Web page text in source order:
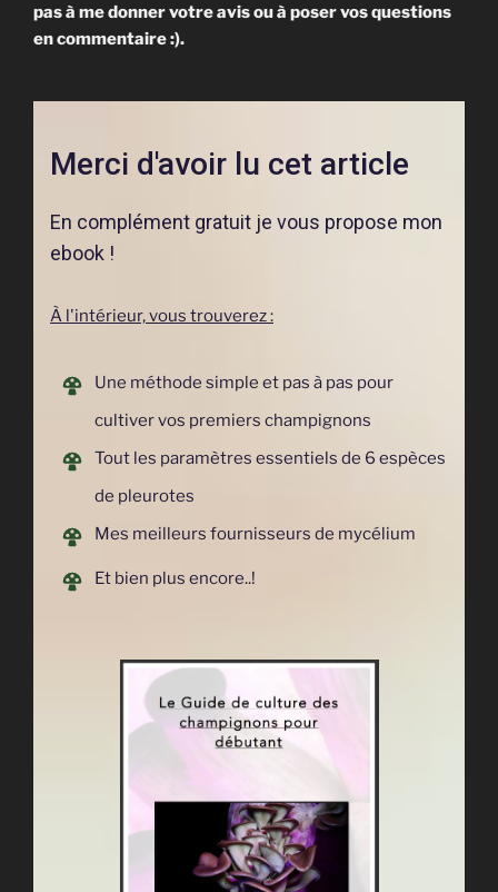
pas à me donner votre avis ou à poser vos questions
en commentaire :).
Merci d'avoir lu cet article
En complément gratuit je vous propose mon
ebook !
À l'intérieur, vous trouverez :
Une méthode simple et pas à pas pour
cultiver vos premiers champignons
Tout les paramètres essentiels de 6 espèces
de pleurotes
Mes meilleurs fournisseurs de mycélium
Et bien plus encore..!